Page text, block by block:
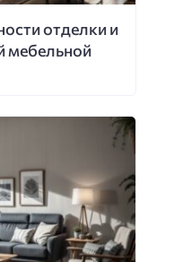
отделки и
мебельной